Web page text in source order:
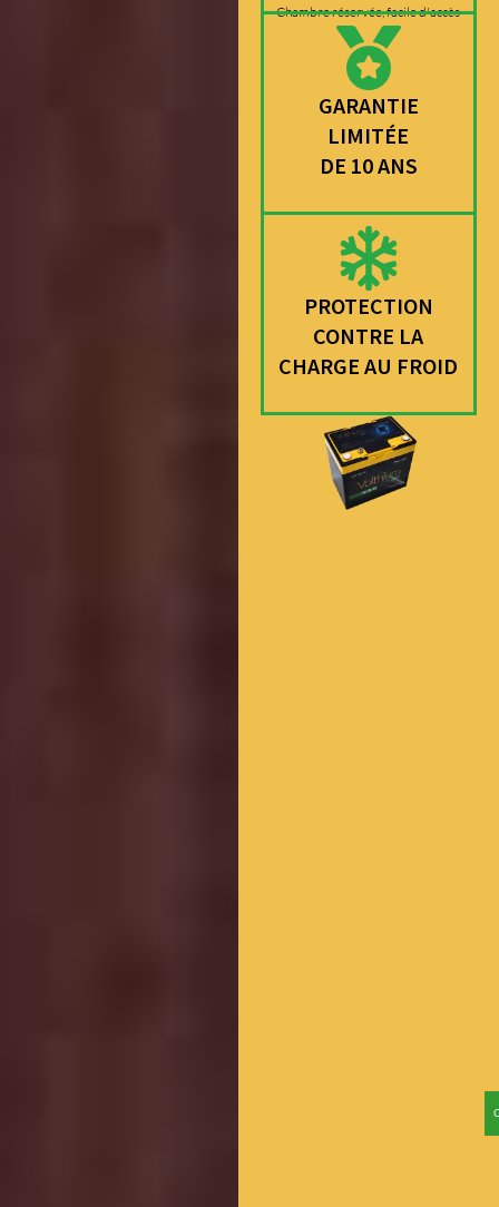
Chambre réservée, facile d'accès
GARANTIE
LIMITÉE
DE 10 ANS
PROTECTION
CONTRE LA
CHARGE AU FROID